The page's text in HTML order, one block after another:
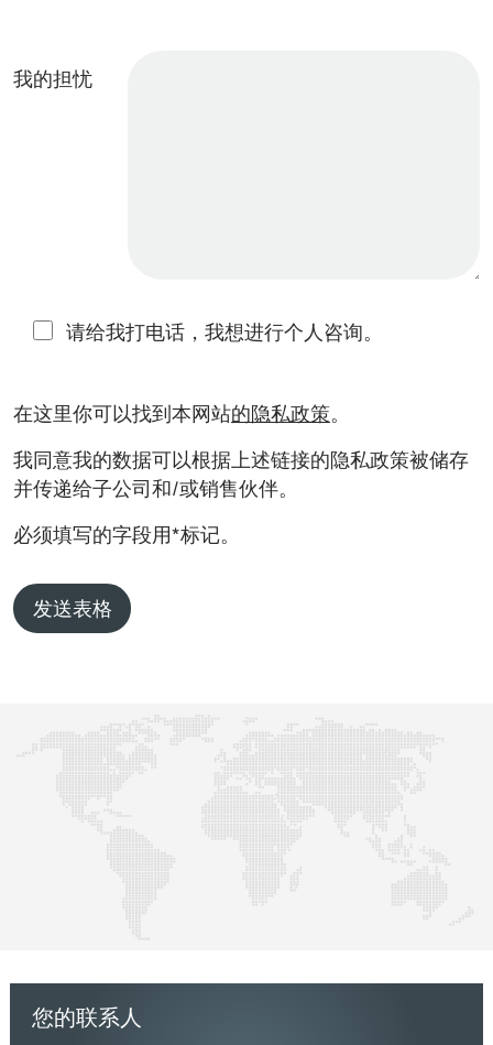
我的担忧
请给我打电话，我想进行个人咨询。
在这里你可以找到本网站的隐私政策。
我同意我的数据可以根据上述链接的隐私政策被储存
并传递给子公司和/或销售伙伴。
必须填写的字段用*标记。
发送表格
您的联系人